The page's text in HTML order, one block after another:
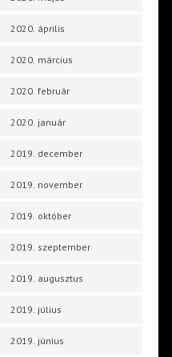
2020. április
2020. március
2020. február
2020. január
2019. december
2019. november
2019. október
2019. szeptember
2019. augusztus
2019. július
2019. június